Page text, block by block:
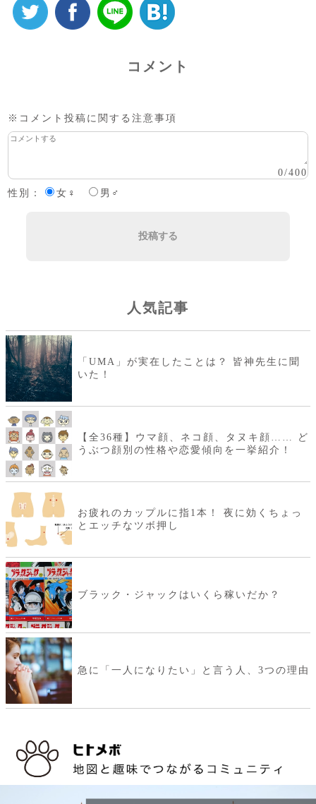
コメント
※コメント投稿に関する注意事項
0/400
性別：
女♀ 男♂
投稿する
人気記事
「UMA」が実在したことは？ 皆神先生に聞
いた！
【全36種】ウマ顔、ネコ顔、タヌキ顔…… ど
うぶつ顔別の性格や恋愛傾向を一挙紹介！
お疲れのカップルに指1本！ 夜に効くちょっ
とエッチなツボ押し
ブラック・ジャックはいくら稼いだか？
急に「一人になりたい」と言う人、3つの理由